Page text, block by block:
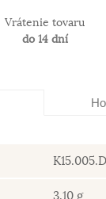
Vrátenie tovaru
do 14 dní
3.10 g